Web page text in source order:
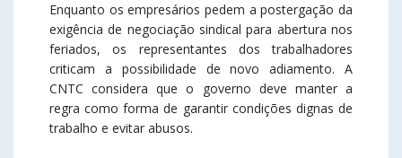
Enquanto os empresários pedem a postergação da
exigência de negociação sindical para abertura nos
feriados, os representantes dos trabalhadores
criticam a possibilidade de novo adiamento. A
CNTC considera que o governo deve manter a
regra como forma de garantir condições dignas de
trabalho e evitar abusos.